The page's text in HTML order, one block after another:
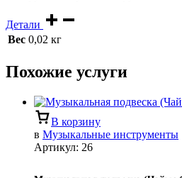
Детали
Вес 0,02 кг
Похожие услуги
В корзину
в Музыкальные инструменты
Артикул: 26